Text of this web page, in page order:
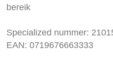
bereik
Specialized nummer:
EAN: 0719676663333